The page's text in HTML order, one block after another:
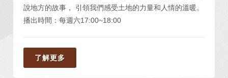
說地方的故事， 引領我們感受土地的力量和人情的溫暖。
播出時間：每週六17:00~18:00
了解更多